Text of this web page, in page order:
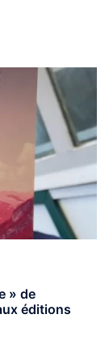
» de
éditions